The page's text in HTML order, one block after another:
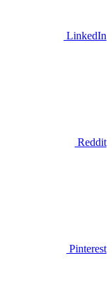
LinkedIn
Reddit
Pinterest